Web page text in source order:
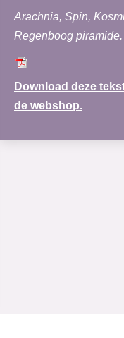
Arachnia, Spin,
Regenboog piramide.
Download deze
de webshop.